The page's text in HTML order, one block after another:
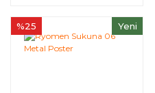
Yeni
%25